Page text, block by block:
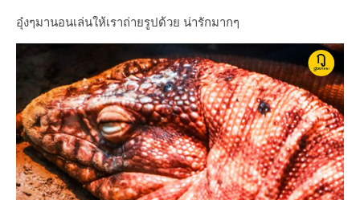
อุ๋งๆมานอนเล่นให้เราถ่ายรูปด้วย น่ารักมากๆ